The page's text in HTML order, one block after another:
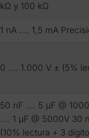
kΩ y 100 kΩ
1 nA .... 1,5 mA
0 .... 1.000 V ± (5%
50 nF .... 5 μF @
.... 1 μF @ 5000V 30
(10% lectura + 3